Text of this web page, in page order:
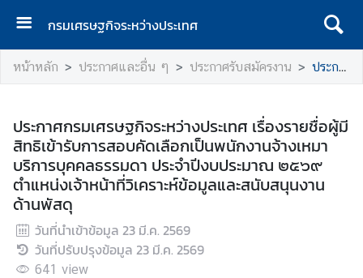
กรมเศรษฐกิจระหว่างประเทศ
ห
น้
ร
ก
ก
ร
ม
เ
ศ
หน้าหลัก ประกาศและอื่น ๆ ประกาศรับสมัครงาน ประกาศกรมเศรษฐกิจระหว่างประเทศ เรื่องรายชื่อผู้มีสิทธิเข้ารับการสอบคัดเลือกเป็นพนักงานจ้างเหมาบริการบุคคลธรรมดา ประจำปีงบประมาณ ๒๕๖๙ ตำแหน่งเจ้าหน้าที่วิเคราะห์ข้อมูลและสนับสนุนงานด้านพัสดุ
ประกาศกรมเศรษฐกิจระหว่างประเทศ เรื่องรายชื่อผู้มี
สิทธิเข้ารับการสอบคัดเลือกเป็นพนักงานจ้างเหมา
บริการบุคคลธรรมดา ประจำปีงบประมาณ ๒๕๖๙
ตำแหน่งเจ้าหน้าที่วิเคราะห์ข้อมูลและสนับสนุนงาน
ด้านพัสดุ
วันที่นำเข้าข้อมูล 23 มี.ค. 2569
วันที่ปรับปรุงข้อมูล 23 มี.ค. 2569
641 view